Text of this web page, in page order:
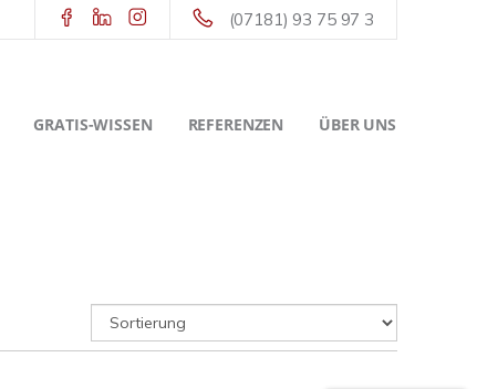
(07181) 93 75 97 3
GRATIS-WISSEN REFERENZEN ÜBER UNS